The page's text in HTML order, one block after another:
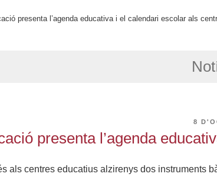
presenta l’agenda educativa i el calendari escolar als
8
presenta l’agenda
als centres educatius alzirenys dos instruments